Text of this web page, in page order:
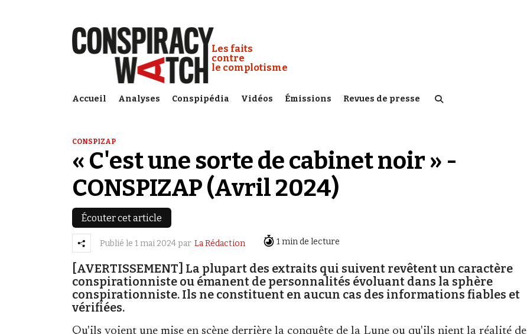
Conspiracy Watch :
Les faits
contre
le complotisme
Accueil Analyses Conspipédia Vidéos Émissions Revues de presse
CONSPIZAP
« C'est une sorte de cabinet noir » -
CONSPIZAP (Avril 2024)
Écouter cet article
Publié le 1 mai 2024 par La Rédaction 1 min de lecture
[AVERTISSEMENT] La plupart des extraits qui suivent revêtent un caractère
conspirationniste ou émanent de personnalités évoluant dans la sphère
conspirationniste. Ils ne constituent en aucun cas des informations fiables et
vérifiées.
Qu'ils voient une mise en scène derrière la conquête de la Lune ou qu'ils nient la réalité de